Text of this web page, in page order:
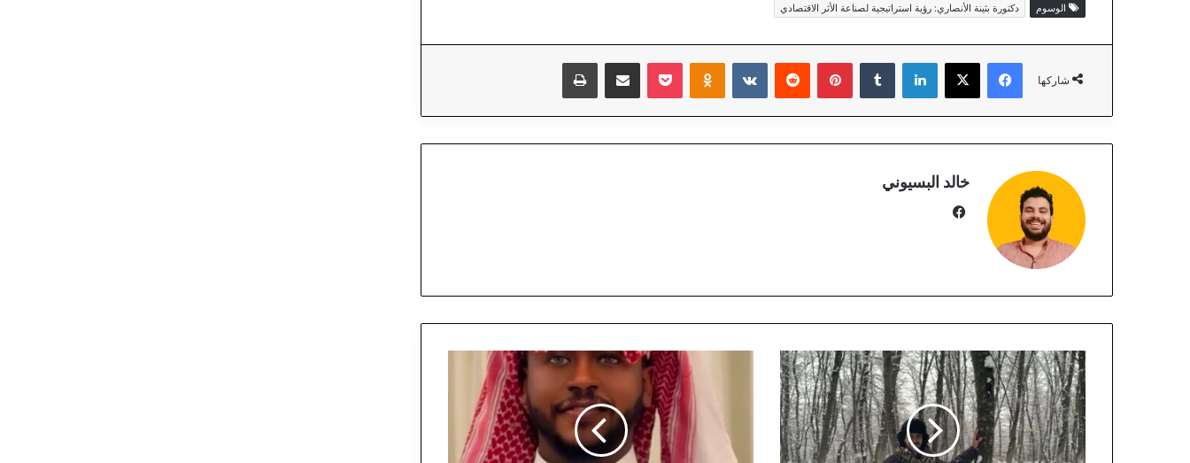
الوسوم دكتورة بثينة الأنصاري: رؤية استراتيجية لصناعة الأثر الاقتصادي
شاركها
فيسبوك لينكدإن بينتيريست
خالد البسيوني
م
ب
ا
ر
ك
ب